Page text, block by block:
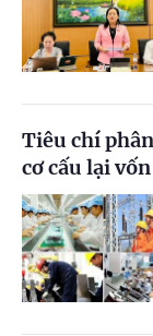
Tiêu chí
cơ cấu lại